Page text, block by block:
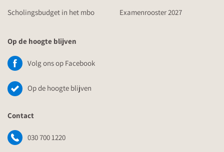
Scholingsbudget in het mbo
Examenrooster 2027
Op de hoogte blijven
Volg ons op Facebook
Op de hoogte blijven
Contact
030 700 1220